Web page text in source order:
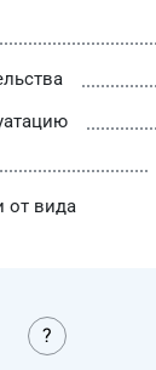
от вида